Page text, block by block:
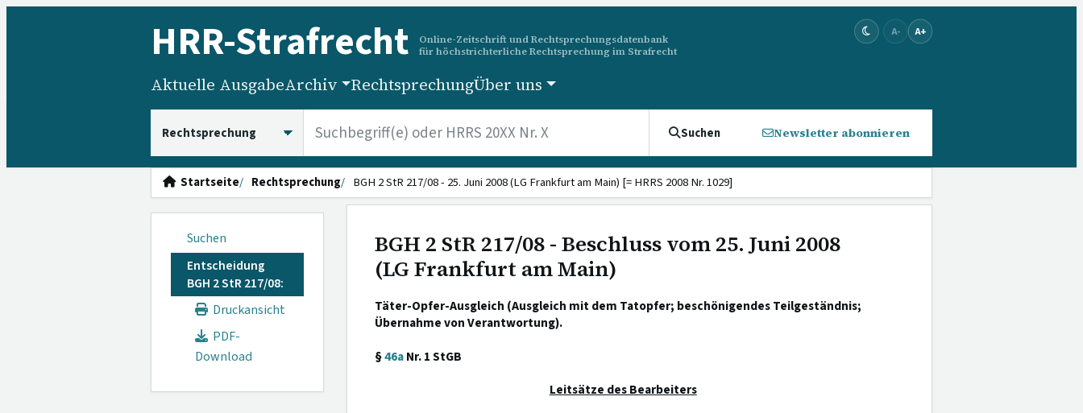
HRR-Strafrecht
Online-Zeitschrift und Rechtsprechungsdatenbank
für höchstrichterliche Rechtsprechung im Strafrecht
A- A+
Aktuelle AusgabeArchiv RechtsprechungÜber uns
Suchen Newsletter abonnieren
Startseite Rechtsprechung BGH 2 StR 217/08 - 25. Juni 2008 (LG Frankfurt am Main) [= HRRS 2008 Nr. 1029]
Suchen
Entscheidung
BGH 2 StR 217/08:
Druckansicht
PDF-
Download
BGH 2 StR 217/08 - Beschluss vom 25. Juni 2008
(LG Frankfurt am Main)
Täter-Opfer-Ausgleich (Ausgleich mit dem Tatopfer; beschönigendes Teilgeständnis;
Übernahme von Verantwortung).
§46aNr. 1 StGB
Leitsätze des Bearbeiters